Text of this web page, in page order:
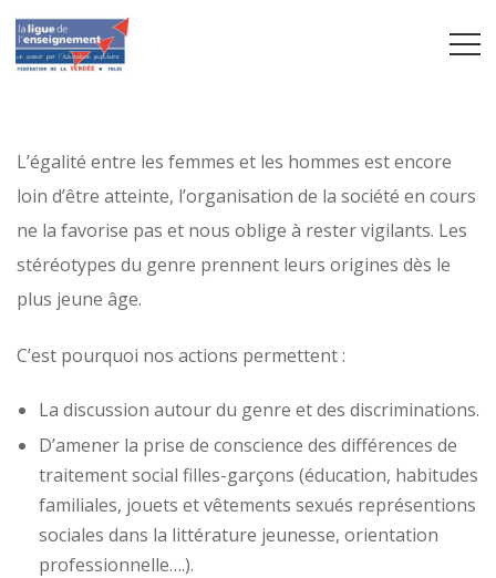
L’égalité entre les femmes et les hommes est encore
loin d’être atteinte, l’organisation de la société en cours
ne la favorise pas et nous oblige à rester vigilants. Les
stéréotypes du genre prennent leurs origines dès le
plus jeune âge.
C’est pourquoi nos actions permettent :
La discussion autour du genre et des discriminations.
D’amener la prise de conscience des différences de
traitement social filles-garçons (éducation, habitudes
familiales, jouets et vêtements sexués représentions
sociales dans la littérature jeunesse, orientation
professionnelle….).